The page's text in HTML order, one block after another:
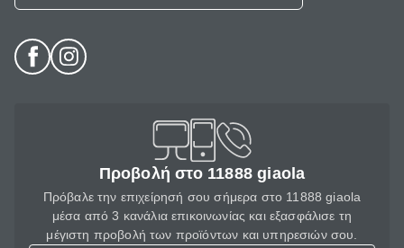
Προβολή στο 11888 giaola
Πρόβαλε την επιχείρησή σου σήμερα στο 11888 giaola
μέσα από 3 κανάλια επικοινωνίας και εξασφάλισε τη
μέγιστη προβολή των προϊόντων και υπηρεσιών σου.